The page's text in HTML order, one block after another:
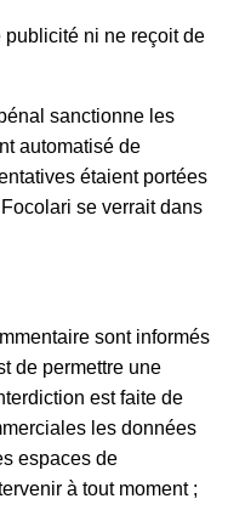
publicité ni ne reçoit de
sanctionne les
automatisé de
étaient portées
se verrait dans
sont informés
de permettre une
est faite de
les données
espaces de
à tout moment ;